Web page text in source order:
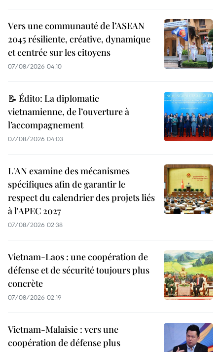
Vers une communauté de l’ASEAN
2045 résiliente, créative, dynamique
et centrée sur les citoyens
07/08/2026 04:10
📝 Édito: La diplomatie
vietnamienne, de l’ouverture à
l’accompagnement
07/08/2026 04:03
L'AN examine des mécanismes
spécifiques afin de garantir le
respect du calendrier des projets liés
à l'APEC 2027
07/08/2026 02:38
Vietnam-Laos : une coopération de
défense et de sécurité toujours plus
concrète
07/08/2026 02:19
Vietnam-Malaisie : vers une
coopération de défense plus